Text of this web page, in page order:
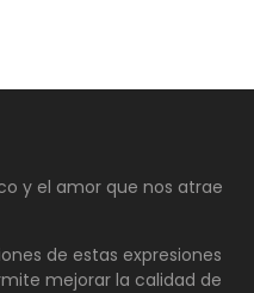
y el amor que nos atrae
de estas expresiones
mejorar la calidad de